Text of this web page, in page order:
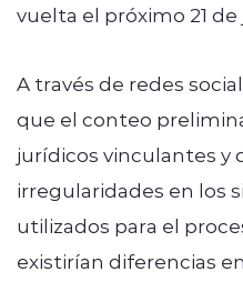
vuelta el próximo 21 de
A través de redes
que el conteo
jurídicos vinculantes y
irregularidades en los
utilizados para el
existirían diferencias